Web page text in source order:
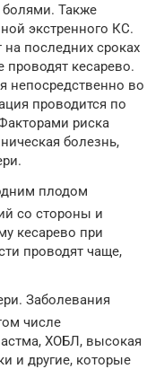
Также
экстренного КС.
на последних сроках
кесарево.
непосредственно во
проводится по
риска
болезнь,
плодом
со стороны и
кесарево при
проводят чаще,
Заболевания
числе
астма, ХОБЛ, высокая
и другие, которые